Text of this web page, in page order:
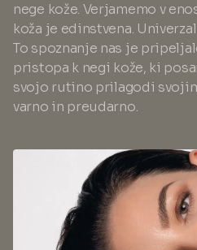
nege kože. Verjamemo v
koža je edinstvena.
To spoznanje nas je
pristopa k negi kože, ki
svojo rutino prilagodi
varno in preudarno.